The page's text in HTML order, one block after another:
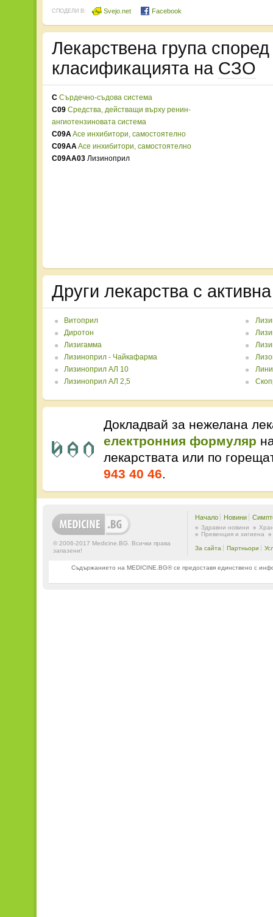
СПОДЕЛИ В: Svejo.net Facebook
Лекарствена група
класификацията на СЗО
C Сърдечно-съдова система
C09 Средства, действащи върху ренин-
ангиотензиновата система
C09AAce инхибитори, самостоятелно
C09AAAce инхибитори, самостоятелно
C09AA03 Лизиноприл
Други лекарства с
Витоприл
Диротон
Лизигамма
Лизиноприл - Чайкафарма
Лизиноприл АЛ 10
Лизиноприл АЛ 2,5
Докладвай за нежелана
електронния формуляр
лекарствата или по
943 40 46.
© 2006-2017 Medicine.BG. Всички права
запазени!
Начало Новини
Здравни новини
Превенция и хигиена
За сайта Партньори
Съдържанието на MEDICINE.BG® се предоставя единствено с